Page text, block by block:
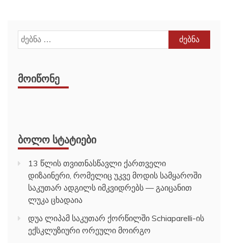
ძებნა:
ᲛᲝᲘᲬᲝᲜᲔ
ᲑᲝᲚᲝ ᲡᲢᲐᲢᲘᲔᲑᲘ
13 წლის თვითნასწავლი ქართველი
დიზაინერი, რომელიც უკვე მოდის სამყაროში
საკუთარ ადგილს იმკვიდრებს — გაიცანით
ლუკა ცხადაია
დუა ლიპამ საკუთარ ქორწილში Schiaparelli-ის
ექსკლუზიური ორეული მოირგო